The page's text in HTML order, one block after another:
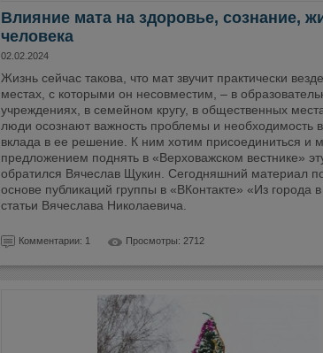
Влияние мата на здоровье, сознание,
человека
02.02.2024
Жизнь сейчас такова, что мат звучит практически
местах, с которыми он несовместим, – в
учреждениях, в семейном кругу, в общественных
люди осознают важность проблемы и необходимость
вклада в ее решение. К ним хотим присоединиться и
предложением поднять в «Верховажском вестнике»
обратился Вячеслав Щукин. Сегодняшний материал
основе публикаций группы в «ВКонтакте» «Из города
статьи Вячеслава Николаевича.
Комментарии: 1 Просмотры: 2712